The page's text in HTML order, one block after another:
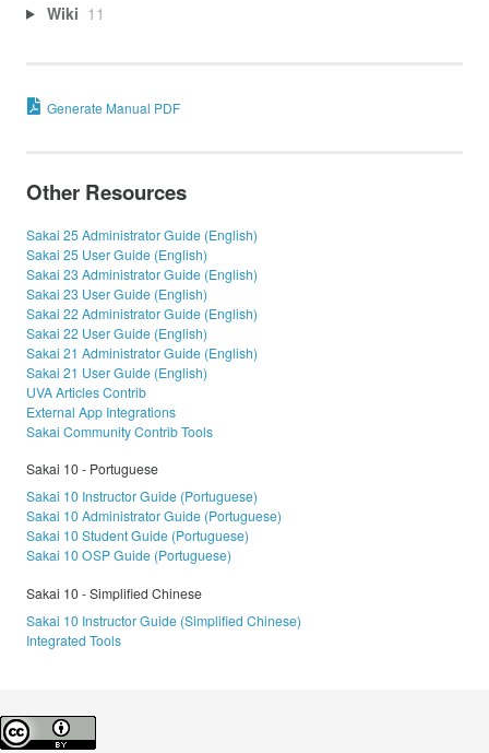
Wiki 11
Generate Manual PDF
Other Resources
Sakai 25 Administrator Guide (English)
Sakai 25 User Guide (English)
Sakai 23 Administrator Guide (English)
Sakai 23 User Guide (English)
Sakai 22 Administrator Guide (English)
Sakai 22 User Guide (English)
Sakai 21 Administrator Guide (English)
Sakai 21 User Guide (English)
UVA Articles Contrib
External App Integrations
Sakai Community Contrib Tools
Sakai 10 - Portuguese
Sakai 10 Instructor Guide (Portuguese)
Sakai 10 Administrator Guide (Portuguese)
Sakai 10 Student Guide (Portuguese)
Sakai 10 OSP Guide (Portuguese)
Sakai 10 - Simplified Chinese
Sakai 10 Instructor Guide (Simplified Chinese)
Integrated Tools